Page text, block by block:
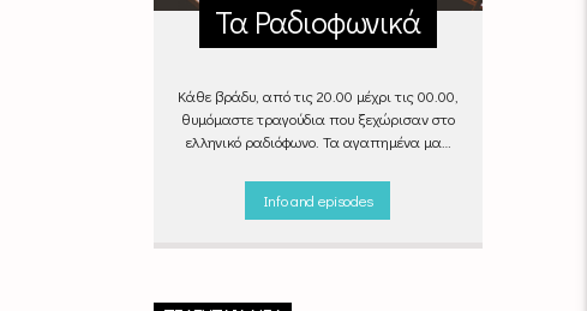
Τα Ραδιοφωνικά
Κάθε βράδυ, από τις 20.00 μέχρι τις 00.00,
θυμόμαστε τραγούδια που ξεχώρισαν στο
ελληνικό ραδιόφωνο. Τα αγαπημένα μας
Που ξέρεις, μπορεί και το δικό σου
αγαπημένο τραγούδι να βρίσκεται μέσα σ’
00:00στονEmpneusi 107 FM.
Info and episodes